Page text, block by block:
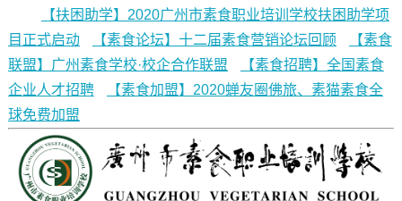
【扶困助学】2020广州市素食职业培训学校扶困助学项
目正式启动
【素食论坛】十二届素食营销论坛回顾
【素食
联盟】广州素食学校·校企合作联盟
【素食招聘】全国素食
企业人才招聘
【素食加盟】2020蝉友圈佛旅、素猫素食全
球免费加盟